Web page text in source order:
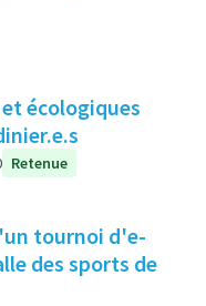
écologiques
Retenue
tournoi d'e-
des sports de